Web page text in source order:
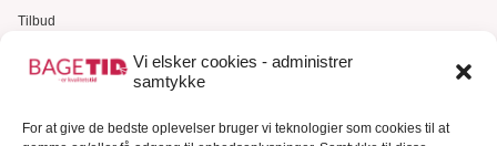
Vi elsker cookies - administrer
samtykke
For at give de bedste oplevelser bruger vi teknologier som cookies til at
Tilbud
Gavekort
Kundeservice
Kundeservice